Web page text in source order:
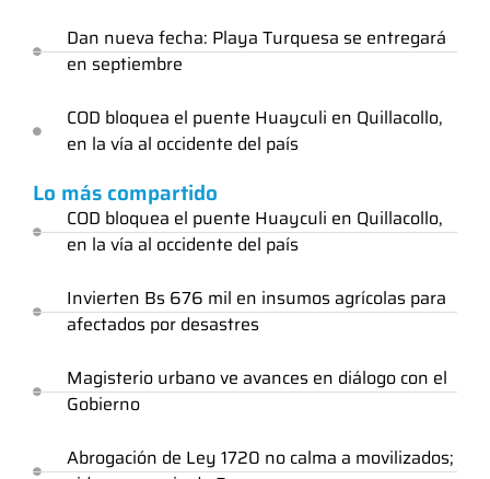
Dan nueva fecha: Playa Turquesa se entregará
en septiembre
COD bloquea el puente Huayculi en Quillacollo,
en la vía al occidente del país
Lo más compartido
COD bloquea el puente Huayculi en Quillacollo,
en la vía al occidente del país
Invierten Bs 676 mil en insumos agrícolas para
afectados por desastres
Magisterio urbano ve avances en diálogo con el
Gobierno
Abrogación de Ley 1720 no calma a movilizados;